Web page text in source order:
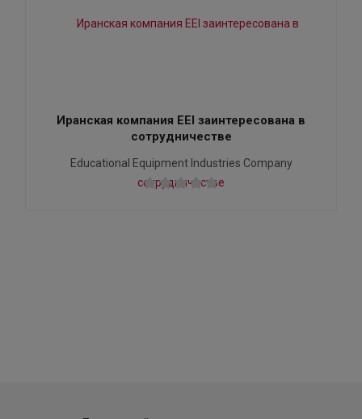
Иранская компания EEI заинтересована в
сотрудничестве
Educational Equipment Industries Company